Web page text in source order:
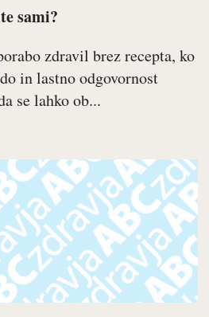
sami?
zdravil brez recepta, ko
in lastno odgovornost
se lahko ob...